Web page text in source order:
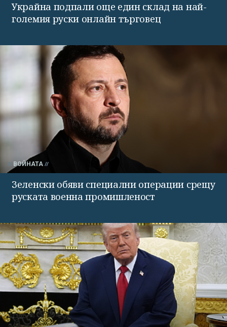
Украйна подпали още един склад на най-
големия руски онлайн търговец
ВОЙНАТА
Зеленски обяви специални операции срещу
руската военна промишленост